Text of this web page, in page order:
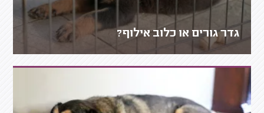
גדר גורים או כלוב אילוף?